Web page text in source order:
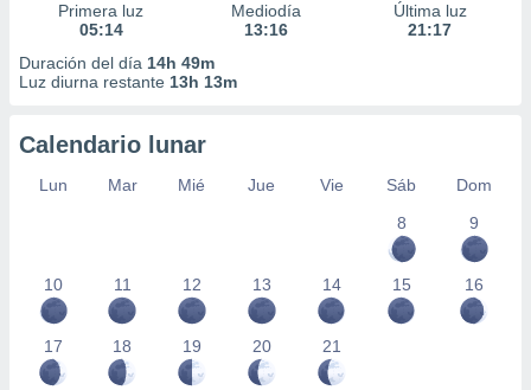
Primera luz
05:14
Mediodía
13:16
Última luz
21:17
Duración del día 14h 49m
Luz diurna restante 13h 13m
Calendario lunar
Lun Mar Mié Jue Vie Sáb
Dom
8
9
10 11 12 13 14 15 16
17 18 19 20 21